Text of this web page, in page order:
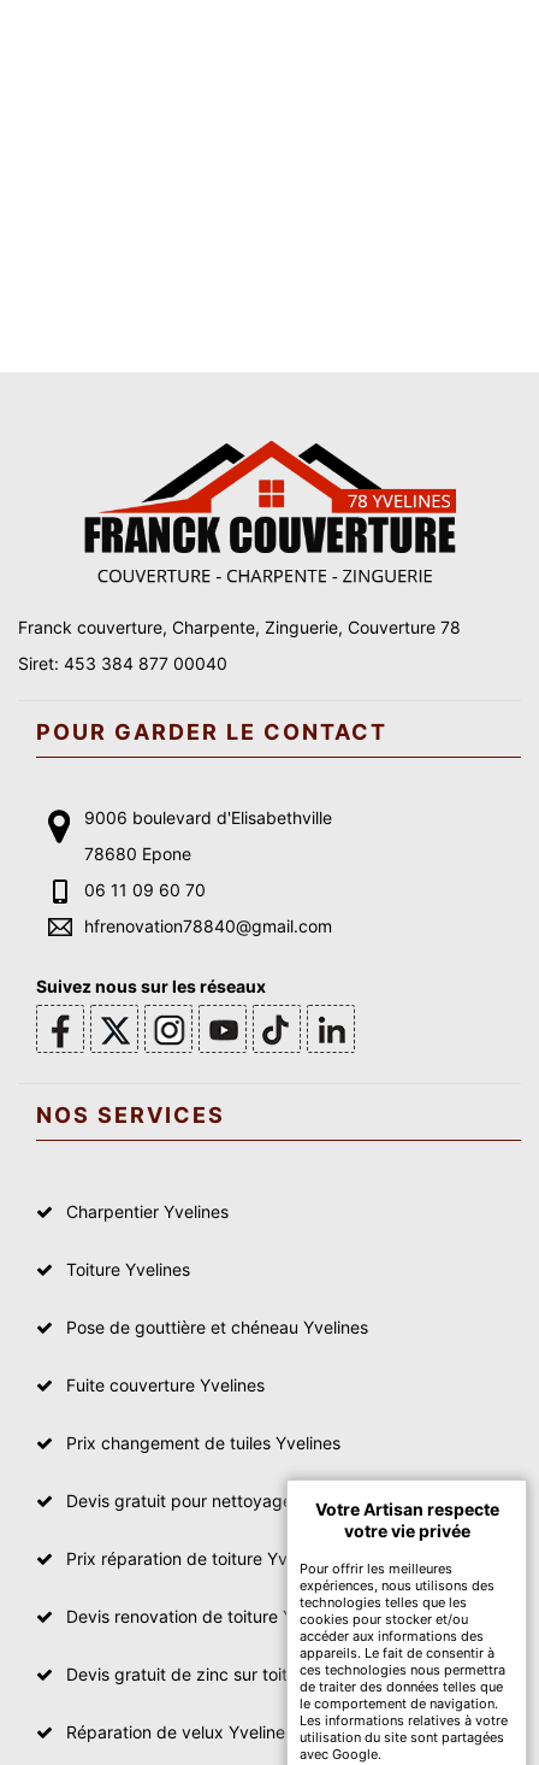
Franck couverture, Charpente, Zinguerie, Couverture 78
Siret: 453 384 877 00040
POUR GARDER LE CONTACT
9006 boulevard d'Elisabethville
78680 Epone
06 11 09 60 70
hfrenovation78840@gmail.com
Suivez nous sur les réseaux
NOS SERVICES
Charpentier Yvelines
Toiture Yvelines
Pose de gouttière et chéneau Yvelines
Fuite couverture Yvelines
Prix changement de tuiles Yvelines
Devis gratuit pour nettoyage toiture Yvelines
Prix réparation de toiture Yvelines
Devis renovation de toiture Yvelines
Devis gratuit de zinc sur toiture
Réparation de velux Yvelines
Votre Artisan respecte
votre vie privée
Pour offrir les meilleures
expériences, nous utilisons des
technologies telles que les
cookies pour stocker et/ou
accéder aux informations des
appareils. Le fait de consentir à
ces technologies nous permettra
de traiter des données telles que
le comportement de navigation.
Les informations relatives à votre
utilisation du site sont partagées
avec Google.